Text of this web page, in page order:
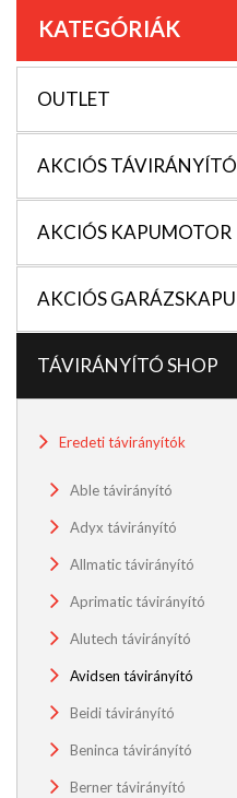
KATEGÓRIÁK
OUTLET
AKCIÓS TÁVIRÁNYÍTÓ
AKCIÓS KAPUMOTOR
AKCIÓS GARÁZSKAPU
TÁVIRÁNYÍTÓ SHOP
Eredeti távirányítók
Able távirányító
Adyx távirányító
Allmatic távirányító
Aprimatic távirányító
Alutech távirányító
Avidsen távirányító
Beidi távirányító
Beninca távirányító
Berner távirányító